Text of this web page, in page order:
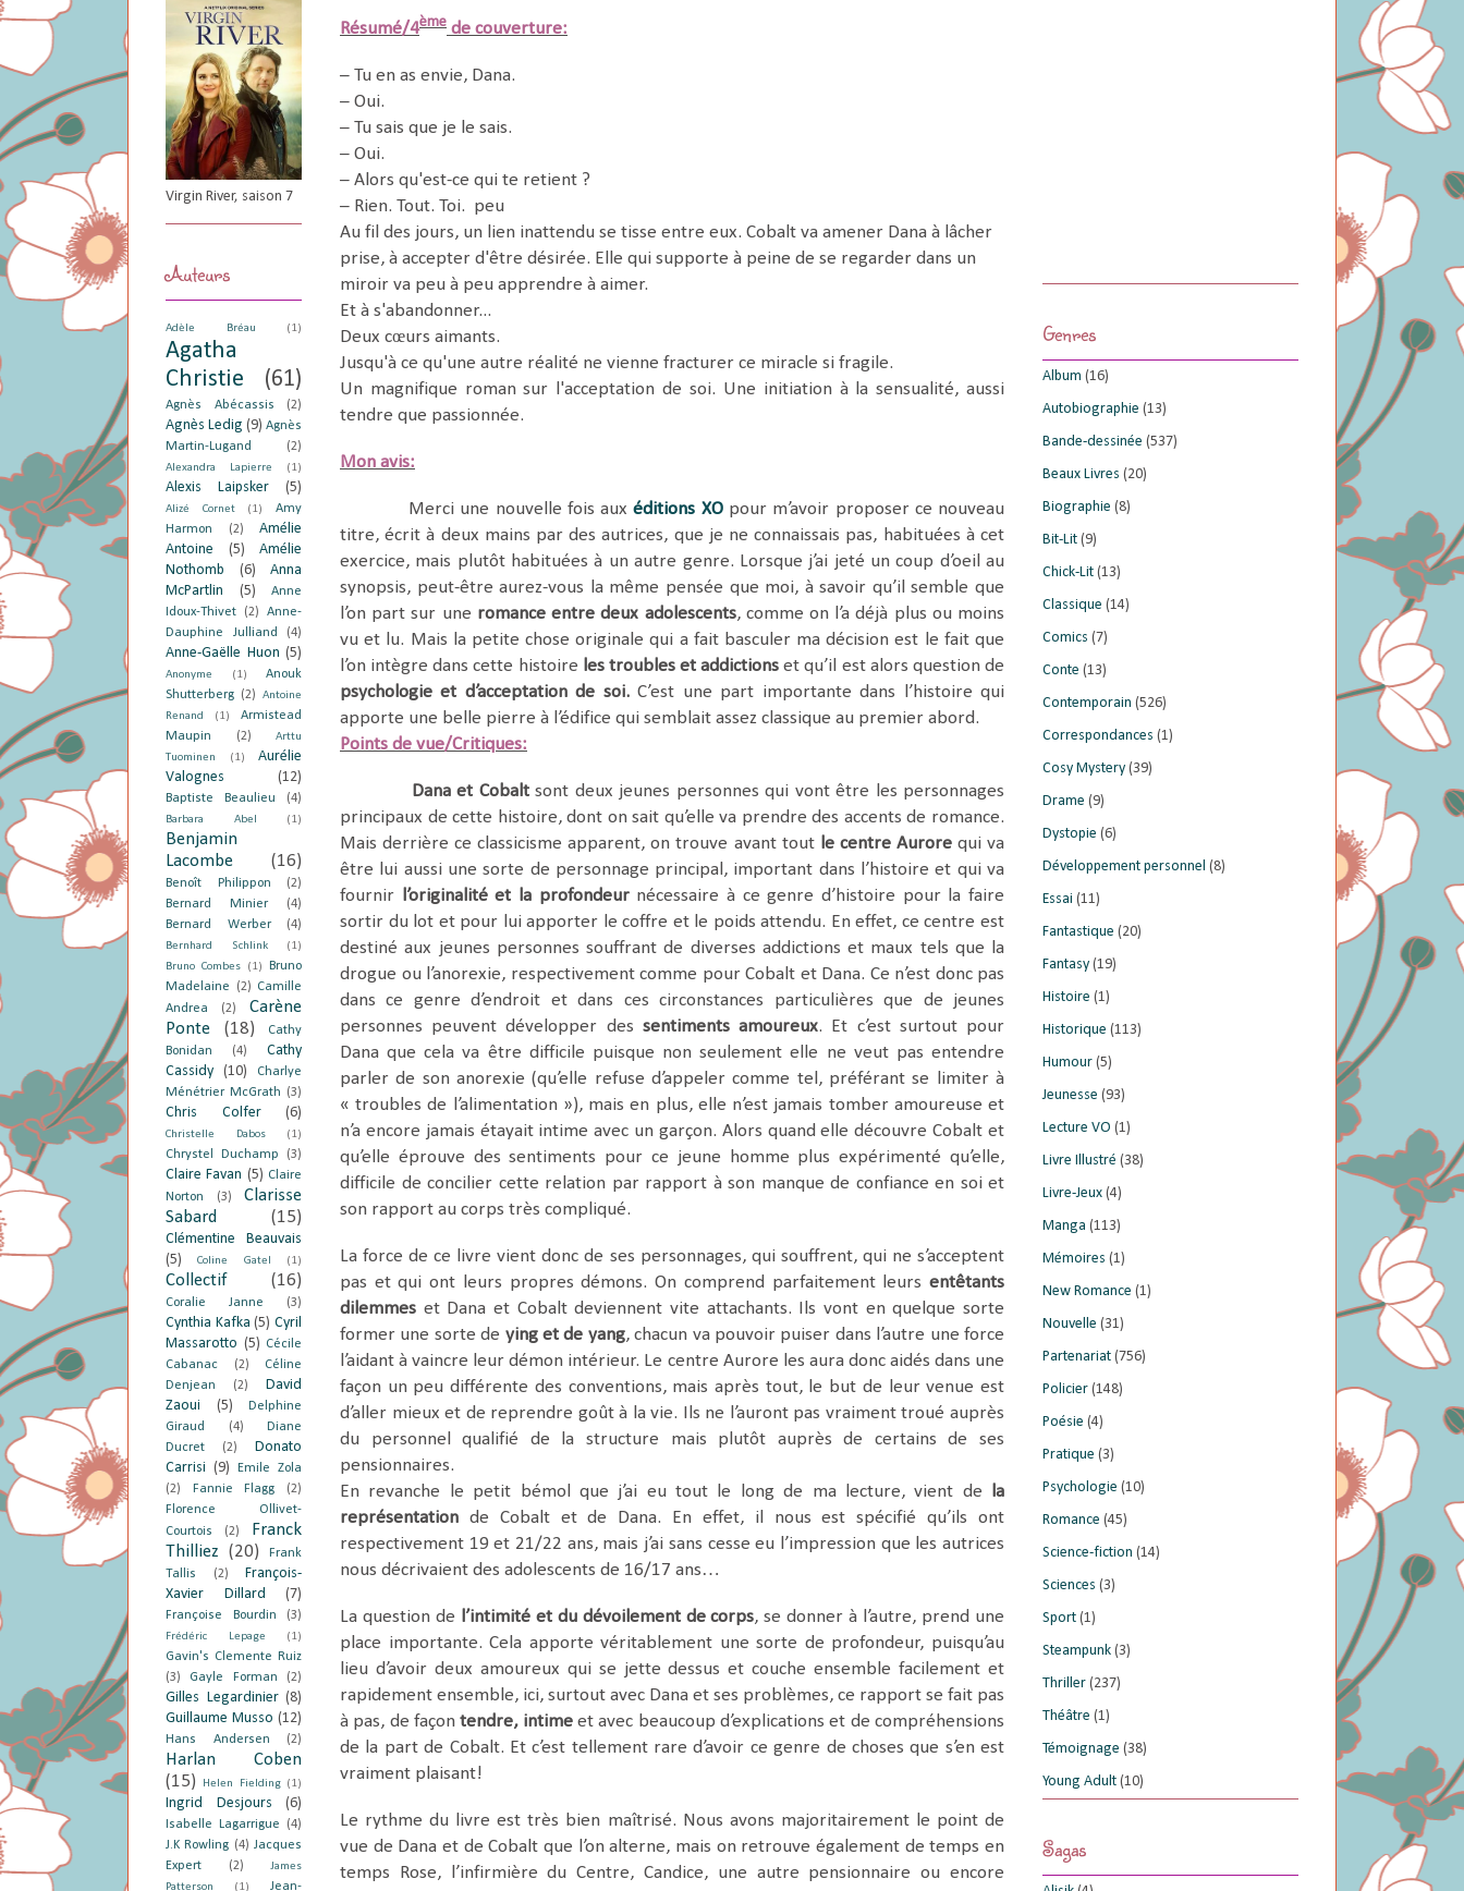
Résumé/4ème de couverture:
– Tu en as envie, Dana.
– Oui.
– Tu sais que je le sais.
– Oui.
– Alors qu'est-ce qui te retient ?
– Rien. Tout. Toi. peu
Au fil des jours, un lien inattendu se tisse entre eux. Cobalt va amener Dana à lâcher
prise, à accepter d'être désirée. Elle qui supporte à peine de se regarder dans un
miroir va peu à peu apprendre à aimer.
Et à s'abandonner...
Deux cœurs aimants.
Jusqu'à ce qu'une autre réalité ne vienne fracturer ce miracle si fragile.
Un magnifique roman sur l'acceptation de soi. Une initiation à la sensualité, aussi
tendre que passionnée.
Mon avis:
Merci une nouvelle fois auxéditions XOpour m’avoir proposer ce nouveau
titre, écrit à deux mains par des autrices, que je ne connaissais pas, habituées à cet
exercice, mais plutôt habituées à un autre genre. Lorsque j’ai jeté un coup d’oeil au
synopsis, peut-être aurez-vous la même pensée que moi, à savoir qu’il semble que
l’on part sur une romance entre deux adolescents, comme on l’a déjà plus ou moins
vu et lu. Mais la petite chose originale qui a fait basculer ma décision est le fait que
l’on intègre dans cette histoire les troubles et addictions et qu’il est alors question de
psychologie et d’acceptation de soi.C’est une part importante dans l’histoire qui
apporte une belle pierre à l’édifice qui semblait assez classique au premier abord.
Points de vue/Critiques:
Dana et Cobaltsont deux jeunes personnes qui vont être les personnages
principaux de cette histoire, dont on sait qu’elle va prendre des accents de romance.
Mais derrière ce classicisme apparent, on trouve avant tout le centre Aurorequi va
être lui aussi une sorte de personnage principal, important dans l’histoire et qui va
fournir
l’originalité et la profondeurnécessaire à ce genre d’histoire pour la faire
sortir du lot et pour lui apporter le coffre et le poids attendu. En effet, ce centre est
destiné aux jeunes personnes souffrant de diverses addictions et maux tels que la
drogue ou l’anorexie, respectivement comme pour Cobalt et Dana. Ce n’est donc pas
dans ce genre d’endroit et dans ces circonstances particulières que de jeunes
personnes peuvent développer des sentiments amoureux. Et c’est surtout pour
Dana que cela va être difficile puisque non seulement elle ne veut pas entendre
parler de son anorexie (qu’elle refuse d’appeler comme tel, préférant se limiter à
« troubles de l’alimentation »), mais en plus, elle n’est jamais tomber amoureuse et
n’a encore jamais étayait intime avec un garçon. Alors quand elle découvre Cobalt et
qu’elle éprouve des sentiments pour ce jeune homme plus expérimenté qu’elle,
difficile de concilier cette relation par rapport à son manque de confiance en soi et
son rapport au corps très compliqué.
La force de ce livre vient donc de ses personnages, qui souffrent, qui ne s’acceptent
pas et qui ont leurs propres démons. On comprend parfaitement leurs entêtants
dilemmes et Dana et Cobalt deviennent vite attachants. Ils vont en quelque sorte
former une sorte de ying et de yang, chacun va pouvoir puiser dans l’autre une force
l’aidant à vaincre leur démon intérieur. Le centre Aurore les aura donc aidés dans une
façon un peu différente des conventions, mais après tout, le but de leur venue est
d’aller mieux et de reprendre goût à la vie. Ils ne l’auront pas vraiment troué auprès
du personnel qualifié de la structure mais plutôt auprès de certains de ses
pensionnaires.
En revanche le petit bémol que j’ai eu tout le long de ma lecture, vient de
la
représentation de Cobalt et de Dana. En effet, il nous est spécifié qu’ils ont
respectivement 19 et 21/22 ans, mais j’ai sans cesse eu l’impression que les autrices
nous décrivaient des adolescents de 16/17 ans…
La question de l’intimité et du dévoilement de corps, se donner à l’autre, prend une
place importante. Cela apporte véritablement une sorte de profondeur, puisqu’au
lieu d’avoir deux amoureux qui se jette dessus et couche ensemble facilement et
rapidement ensemble, ici, surtout avec Dana et ses problèmes, ce rapport se fait pas
à pas, de façontendre, intimeet avec beaucoup d’explications et de compréhensions
de la part de Cobalt. Et c’est tellement rare d’avoir ce genre de choses que s’en est
vraiment plaisant!
Le rythme du livre est très bien maîtrisé. Nous avons majoritairement le point de
vue de Dana et de Cobalt que l’on alterne, mais on retrouve également de temps en
temps Rose, l’infirmière du Centre, Candice, une autre pensionnaire ou encore
Virgin River, saison 7
Auteurs
Adèle Bréau (1)
Agatha
Christie
(61)
Agnès Abécassis (2)
Agnès Ledig (9) Agnès
Martin-Lugand
(2)
Alexandra Lapierre (1)
Alexis Laipsker (5)
Alizé Cornet (1)
Amy
Harmon
(2)
Amélie
Antoine
(5)
Amélie
Nothomb
(6)
Anna
McPartlin
(5)
Anne
Idoux-Thivet
(2)
Anne-
Dauphine Julliand
(4)
Anne-Gaëlle Huon (5)
Anonyme (1)
Anouk
Shutterberg (2)
Antoine
Renand
(1)
Armistead
Maupin
(2)
Arttu
Tuominen
(1)
Aurélie
Valognes
(12)
Baptiste Beaulieu (4)
Barbara Abel (1)
Benjamin
Lacombe
(16)
Benoît Philippon
(2)
Bernard Minier
(4)
Bernard Werber
(4)
Bernhard Schlink
(1)
Bruno Combes
(1)
Bruno
Madelaine
(2) Camille
Andrea
(2)
Carène
Ponte
(18)
Cathy
Bonidan
(4)
Cathy
Cassidy (10)
Charlye
Ménétrier McGrath (3)
Chris Colfer (6)
Christelle Dabos (1)
Chrystel Duchamp (3)
Claire Favan (5) Claire
Norton
(3)
Clarisse
Sabard
(15)
Clémentine Beauvais
(5)
Coline Gatel (1)
Collectif (16)
Coralie Janne (3)
Cynthia Kafka (5) Cyril
Massarotto (5) Cécile
Cabanac
(2)
Céline
Denjean
(2)
David
Zaoui
(5)
Delphine
Giraud
(4)
Diane
Ducret
(2)
Donato
Carrisi (9)
Emile Zola
(2)
Fannie Flagg
(2)
Florence Ollivet-
Courtois
(2)
Franck
Thilliez (20)
Frank
Tallis
(2)
François-
Xavier Dillard
(7)
Françoise Bourdin (3)
Frédéric Lepage (1)
Gavin's Clemente Ruiz
(3)
Gayle Forman (2)
Gilles Legardinier (8)
Guillaume Musso (12)
Hans Andersen (2)
Harlan Coben
(15)
Helen Fielding (1)
Ingrid Desjours (6)
Isabelle Lagarrigue
(4)
J.K Rowling (4) Jacques
Expert
(2)
James
Patterson
(1) Jean-
Genres
Album (16)
Autobiographie (13)
Bande-dessinée (537)
Beaux Livres (20)
Biographie (8)
Bit-Lit (9)
Chick-Lit (13)
Classique (14)
Comics (7)
Conte (13)
Contemporain (526)
Correspondances (1)
Cosy Mystery (39)
Drame (9)
Dystopie (6)
Développement personnel (8)
Essai (11)
Fantastique (20)
Fantasy (19)
Histoire (1)
Historique (113)
Humour (5)
Jeunesse (93)
Lecture VO (1)
Livre Illustré (38)
Livre-Jeux (4)
Manga (113)
Mémoires (1)
New Romance (1)
Nouvelle (31)
Partenariat (756)
Policier (148)
Poésie (4)
Pratique (3)
Psychologie (10)
Romance (45)
Science-fiction (14)
Sciences (3)
Sport (1)
Steampunk (3)
Thriller (237)
Théâtre (1)
Témoignage (38)
Young Adult (10)
Sagas